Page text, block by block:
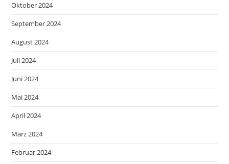
Oktober 2024
September 2024
August 2024
Juli 2024
Juni 2024
Mai 2024
April 2024
März 2024
Februar 2024